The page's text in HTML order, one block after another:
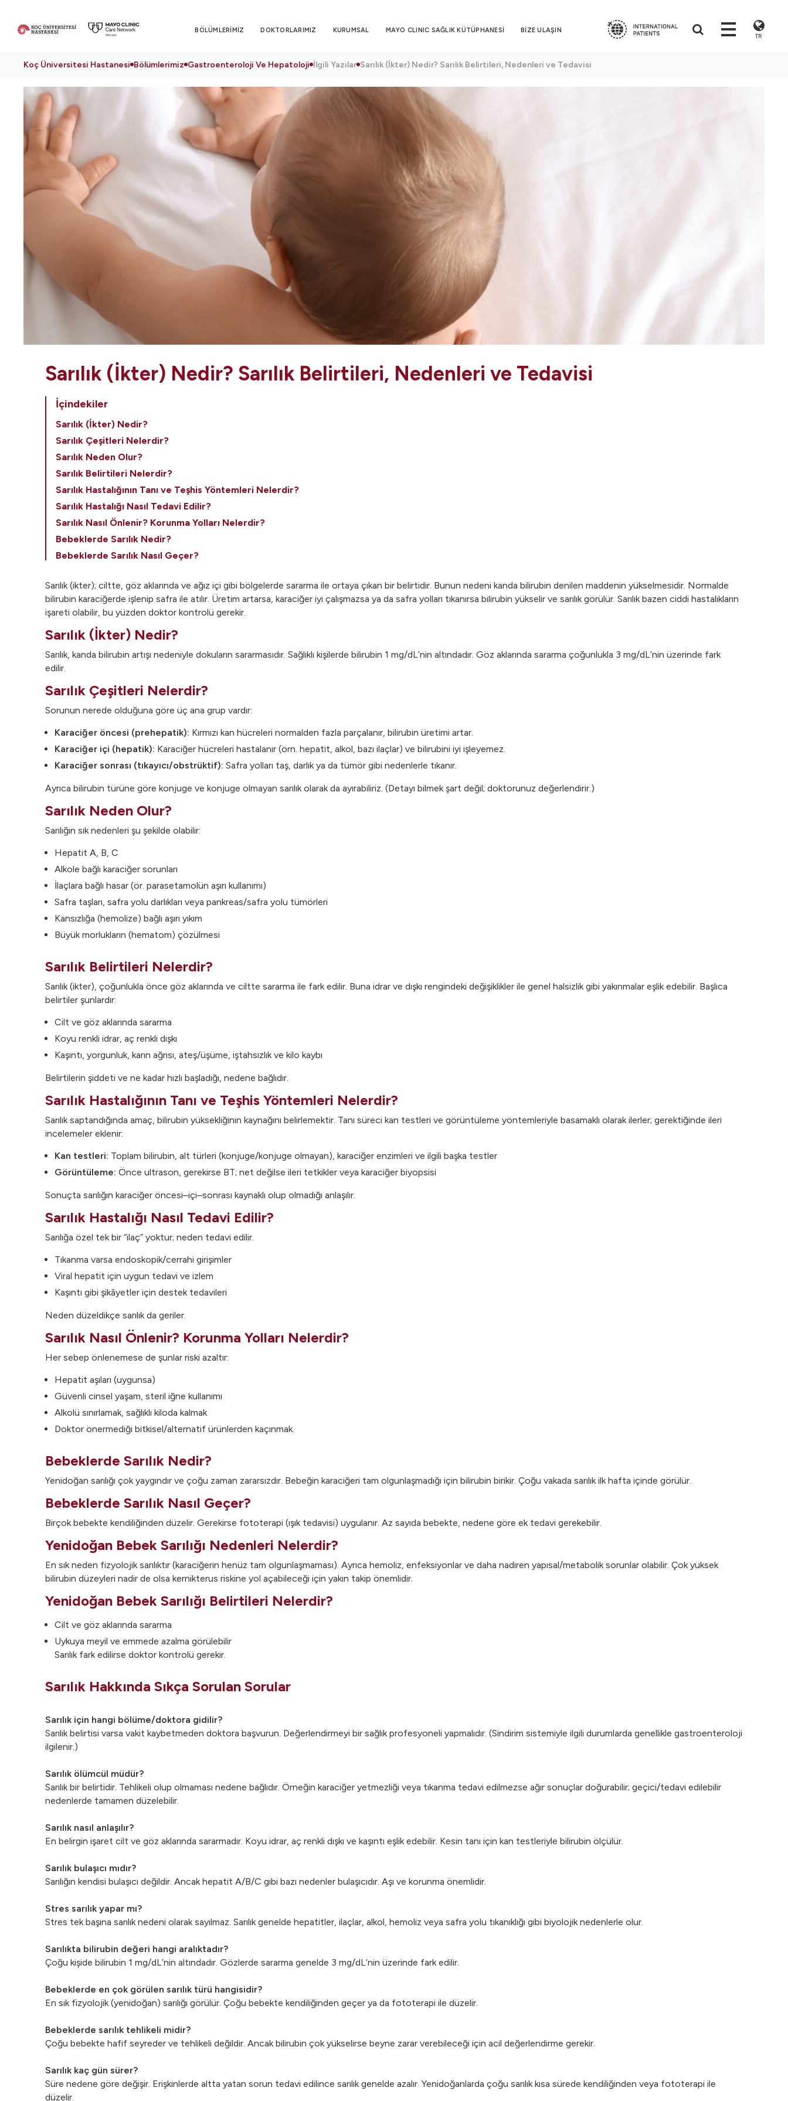
BÖLÜMLERİMİZ DOKTORLARIMIZ KURUMSAL MAYO CLINIC SAĞLIK KÜTÜPHANESİ BİZE ULAŞIN
TR
Koç Üniversitesi Hastanesi Bölümlerimiz Gastroenteroloji Ve Hepatoloji İlgili Yazılar Sarılık (İkter) Nedir? Sarılık Belirtileri, Nedenleri ve Tedavisi
Sarılık (İkter) Nedir? Sarılık Belirtileri, Nedenleri ve Tedavisi
İçindekiler
Sarılık (İkter) Nedir?
Sarılık Çeşitleri Nelerdir?
Sarılık Neden Olur?
Sarılık Belirtileri Nelerdir?
Sarılık Hastalığının Tanı ve Teşhis Yöntemleri Nelerdir?
Sarılık Hastalığı Nasıl Tedavi Edilir?
Sarılık Nasıl Önlenir? Korunma Yolları Nelerdir?
Bebeklerde Sarılık Nedir?
Bebeklerde Sarılık Nasıl Geçer?
Yenidoğan Bebek Sarılığı Belirtileri Nelerdir?
Sarılık Hakkında Sıkça Sorulan Sorular
Sarılık (ikter); ciltte, göz aklarında ve ağız içi gibi bölgelerde sararma ile ortaya çıkan bir belirtidir. Bunun nedeni kanda bilirubin denilen maddenin yükselmesidir. Normalde
bilirubin karaciğerde işlenip safra ile atılır. Üretim artarsa, karaciğer iyi çalışmazsa ya da safra yolları tıkanırsa bilirubin yükselir ve sarılık görülür. Sarılık bazen ciddi hastalıkların
işareti olabilir, bu yüzden doktor kontrolü gerekir.
Sarılık (İkter) Nedir?
Sarılık, kanda bilirubin artışı nedeniyle dokuların sararmasıdır. Sağlıklı kişilerde bilirubin 1 mg/dL’nin altındadır. Göz aklarında sararma çoğunlukla 3 mg/dL’nin üzerinde fark
edilir.
Sarılık Çeşitleri Nelerdir?
Sorunun nerede olduğuna göre üç ana grup vardır:
Karaciğer öncesi (prehepatik): Kırmızı kan hücreleri normalden fazla parçalanır, bilirubin üretimi artar.
Karaciğer içi (hepatik): Karaciğer hücreleri hastalanır (örn. hepatit, alkol, bazı ilaçlar) ve bilirubini iyi işleyemez.
Karaciğer sonrası (tıkayıcı/obstrüktif): Safra yolları taş, darlık ya da tümör gibi nedenlerle tıkanır.
Ayrıca bilirubin türüne göre konjuge ve konjuge olmayan sarılık olarak da ayırabiliriz. (Detayı bilmek şart değil; doktorunuz değerlendirir.)
Sarılık Neden Olur?
Sarılığın sık nedenleri şu şekilde olabilir:
Hepatit A, B, C
Alkole bağlı karaciğer sorunları
İlaçlara bağlı hasar (ör. parasetamolün aşırı kullanımı)
Safra taşları, safra yolu darlıkları veya pankreas/safra yolu tümörleri
Kansızlığa (hemolize) bağlı aşırı yıkım
Büyük morlukların (hematom) çözülmesi
Sarılık Belirtileri Nelerdir?
Sarılık (ikter), çoğunlukla önce göz aklarında ve ciltte sararma ile fark edilir. Buna idrar ve dışkı rengindeki değişiklikler ile genel halsizlik gibi yakınmalar eşlik edebilir. Başlıca
belirtiler şunlardır:
Cilt ve göz aklarında sararma
Koyu renkli idrar, aç renkli dışkı
Kaşıntı, yorgunluk, karın ağrısı, ateş/üşüme, iştahsızlık ve kilo kaybı
Belirtilerin şiddeti ve ne kadar hızlı başladığı, nedene bağlıdır.
Sarılık Hastalığının Tanı ve Teşhis Yöntemleri Nelerdir?
Sarılık saptandığında amaç, bilirubin yüksekliğinin kaynağını belirlemektir. Tanı süreci kan testleri ve görüntüleme yöntemleriyle basamaklı olarak ilerler; gerektiğinde ileri
incelemeler eklenir:
Kan testleri: Toplam bilirubin, alt türleri (konjuge/konjuge olmayan), karaciğer enzimleri ve ilgili başka testler
Görüntüleme: Önce ultrason, gerekirse BT; net değilse ileri tetkikler veya karaciğer biyopsisi
Sonuçta sarılığın karaciğer öncesi–içi–sonrası kaynaklı olup olmadığı anlaşılır.
Sarılık Hastalığı Nasıl Tedavi Edilir?
Sarılığa özel tek bir “ilaç” yoktur; neden tedavi edilir.
Tıkanma varsa endoskopik/cerrahi girişimler
Viral hepatit için uygun tedavi ve izlem
Kaşıntı gibi şikâyetler için destek tedavileri
Neden düzeldikçe sarılık da geriler.
Sarılık Nasıl Önlenir? Korunma Yolları Nelerdir?
Her sebep önlenemese de şunlar riski azaltır:
Hepatit aşıları (uygunsa)
Güvenli cinsel yaşam, steril iğne kullanımı
Alkolü sınırlamak, sağlıklı kiloda kalmak
Doktor önermediği bitkisel/alternatif ürünlerden kaçınmak.
Bebeklerde Sarılık Nedir?
Yenidoğan sarılığı çok yaygındır ve çoğu zaman zararsızdır. Bebeğin karaciğeri tam olgunlaşmadığı için bilirubin birikir. Çoğu vakada sarılık ilk hafta içinde görülür.
Bebeklerde Sarılık Nasıl Geçer?
Birçok bebekte kendiliğinden düzelir. Gerekirse fototerapi (ışık tedavisi) uygulanır. Az sayıda bebekte, nedene göre ek tedavi gerekebilir.
Yenidoğan Bebek Sarılığı Nedenleri Nelerdir?
En sık neden fizyolojik sarılıktır (karaciğerin henüz tam olgunlaşmaması). Ayrıca hemoliz, enfeksiyonlar ve daha nadiren yapısal/metabolik sorunlar olabilir. Çok yüksek
bilirubin düzeyleri nadir de olsa kernikterus riskine yol açabileceği için yakın takip önemlidir.
Yenidoğan Bebek Sarılığı Belirtileri Nelerdir?
Cilt ve göz aklarında sararma
Uykuya meyil ve emmede azalma görülebilir
Sarılık fark edilirse doktor kontrolü gerekir.
Sarılık Hakkında Sıkça Sorulan Sorular
Sarılık için hangi bölüme/doktora gidilir?
Sarılık belirtisi varsa vakit kaybetmeden doktora başvurun. Değerlendirmeyi bir sağlık profesyoneli yapmalıdır. (Sindirim sistemiyle ilgili durumlarda genellikle gastroenteroloji
ilgilenir.)
Sarılık ölümcül müdür?
Sarılık bir belirtidir. Tehlikeli olup olmaması nedene bağlıdır. Örneğin karaciğer yetmezliği veya tıkanma tedavi edilmezse ağır sonuçlar doğurabilir; geçici/tedavi edilebilir
nedenlerde tamamen düzelebilir.
Sarılık nasıl anlaşılır?
En belirgin işaret cilt ve göz aklarında sararmadır. Koyu idrar, aç renkli dışkı ve kaşıntı eşlik edebilir. Kesin tanı için kan testleriyle bilirubin ölçülür.
Sarılık bulaşıcı mıdır?
Sarılığın kendisi bulaşıcı değildir. Ancak hepatit A/B/C gibi bazı nedenler bulaşıcıdır. Aşı ve korunma önemlidir.
Stres sarılık yapar mı?
Stres tek başına sarılık nedeni olarak sayılmaz. Sarılık genelde hepatitler, ilaçlar, alkol, hemoliz veya safra yolu tıkanıklığı gibi biyolojik nedenlerle olur.
Sarılıkta bilirubin değeri hangi aralıktadır?
Çoğu kişide bilirubin 1 mg/dL’nin altındadır. Gözlerde sararma genelde 3 mg/dL’nin üzerinde fark edilir.
Bebeklerde en çok görülen sarılık türü hangisidir?
En sık fizyolojik (yenidoğan) sarılığı görülür. Çoğu bebekte kendiliğinden geçer ya da fototerapi ile düzelir.
Bebeklerde sarılık tehlikeli midir?
Çoğu bebekte hafif seyreder ve tehlikeli değildir. Ancak bilirubin çok yükselirse beyne zarar verebileceği için acil değerlendirme gerekir.
Sarılık kaç gün sürer?
Süre nedene göre değişir. Erişkinlerde altta yatan sorun tedavi edilince sarılık genelde azalır. Yenidoğanlarda çoğu sarılık kısa sürede kendiliğinden veya fototerapi ile
düzelir.